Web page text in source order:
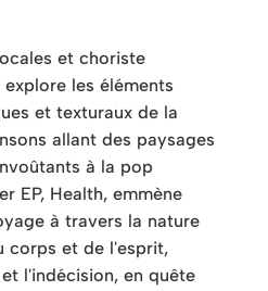
et choriste
les éléments
et texturaux de la
allant des paysages
à la pop
EP, Health, emmène
à travers la nature
corps et de l'esprit,
l'indécision, en quête